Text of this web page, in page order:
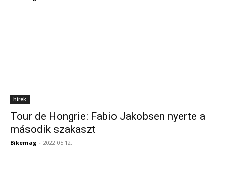
hírek
Tour de Hongrie: Fabio Jakobsen nyerte a
második szakaszt
Bikemag - 2022.05.12.